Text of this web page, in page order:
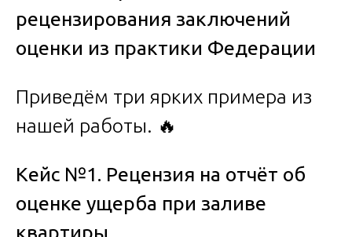
рецензирования заключений
оценки из практики Федерации
Приведём три ярких примера из
нашей работы. 🔥
Кейс №1. Рецензия на отчёт об
оценке ущерба при заливе
квартиры